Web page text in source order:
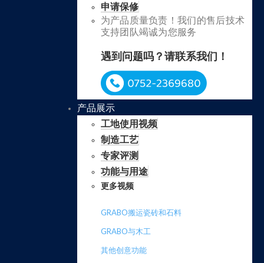
申请保修
为产品质量负责！我们的售后技术
支持团队竭诚为您服务
遇到问题吗？请联系我们！
产品展示
工地使用视频
制造工艺
专家评测
功能与用途
更多视频
GRABO搬运瓷砖和石料
GRABO与木工
其他创意功能